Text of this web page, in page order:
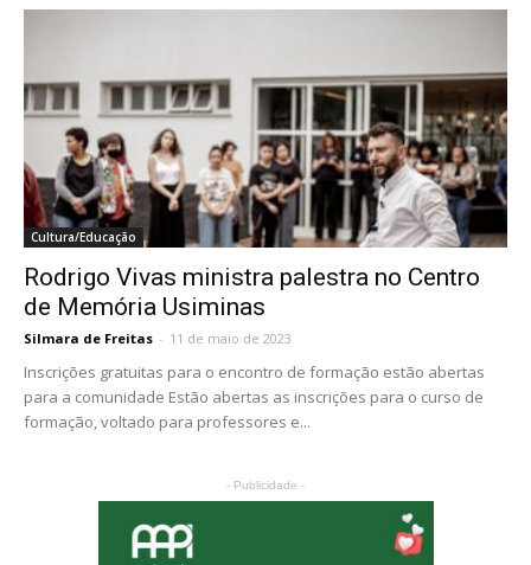
Cultura/Educação
Rodrigo Vivas ministra palestra no Centro
de Memória Usiminas
Silmara de Freitas - 11 de maio de 2023
Inscrições gratuitas para o encontro de formação estão abertas
para a comunidade Estão abertas as inscrições para o curso de
formação, voltado para professores e...
- Publicidade -